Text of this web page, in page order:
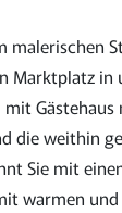
malerischen
Marktplatz in
Gästehaus
die weithin
Sie mit
warmen